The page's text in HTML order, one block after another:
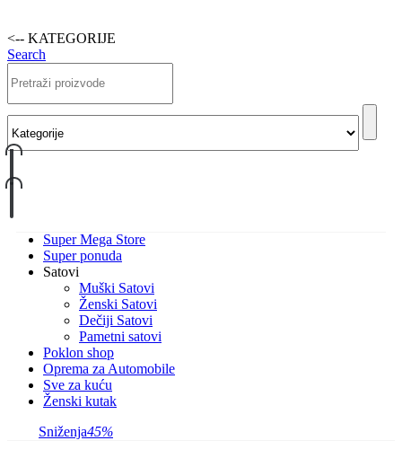
<-- KATEGORIJE
Search
Super Mega Store
Super ponuda
Satovi
Muški Satovi
Ženski Satovi
Dečiji Satovi
Pametni satovi
Poklon shop
Oprema za Automobile
Sve za kuću
Ženski kutak
Sniženja45%